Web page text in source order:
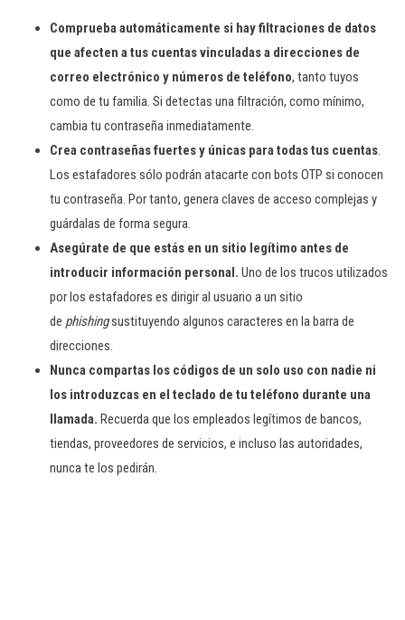
Comprueba automáticamente si hay filtraciones de datos
que afecten a tus cuentas vinculadas a direcciones de
correo electrónico y números de teléfono, tanto tuyos
como de tu familia. Si detectas una filtración, como mínimo,
cambia tu contraseña inmediatamente.
Crea contraseñas fuertes y únicas para todas tus cuentas.
Los estafadores sólo podrán atacarte con bots OTP si conocen
tu contraseña. Por tanto, genera claves de acceso complejas y
guárdalas de forma segura.
Asegúrate de que estás en un sitio legítimo antes de
introducir información personal. Uno de los trucos utilizados
por los estafadores es dirigir al usuario a un sitio
de phishingsustituyendo algunos caracteres en la barra de
direcciones.
Nunca compartas los códigos de un solo uso con nadie ni
los introduzcas en el teclado de tu teléfono durante una
llamada. Recuerda que los empleados legítimos de bancos,
tiendas, proveedores de servicios, e incluso las autoridades,
nunca te los pedirán.